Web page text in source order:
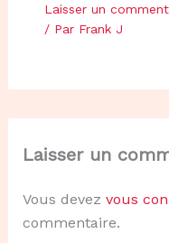
Laisser un
/ Par Frank J
Laisser un
Vous devez vous
commentaire.